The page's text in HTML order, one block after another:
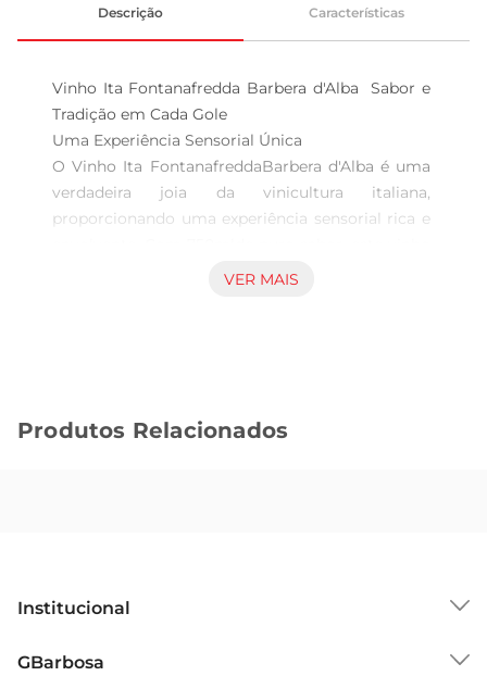
Descrição Características
Vinho Ita Fontanafredda Barbera d'Alba  Sabor e
Tradição em Cada Gole
Uma Experiência Sensorial Única
O Vinho Ita FontanafreddaBarbera d'Alba é uma
verdadeira joia da vinicultura italiana,
proporcionando uma experiência sensorial rica e
é ideal para quem aprecia a tradição e a qualidade
Este vinho apresenta uma coloração rubi intensa,
d'Alba se destaca pela sua acidez equilibrada e
agradável.
VER MAIS
Produtos Relacionados
Institucional
GBarbosa